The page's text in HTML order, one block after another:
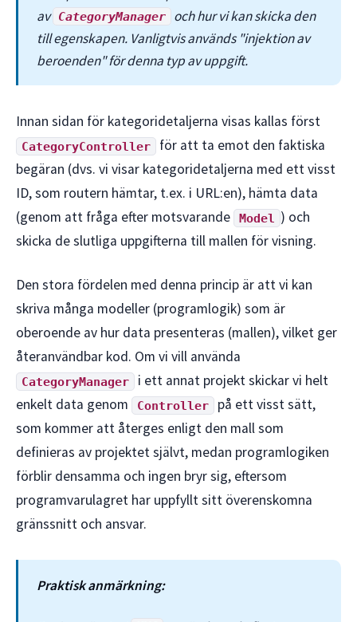
av CategoryManager
och hur vi kan skicka den
till egenskapen. Vanligtvis används "injektion av
beroenden" för denna typ av uppgift.
Innan sidan för kategoridetaljerna visas kallas först
CategoryController
för att ta emot den faktiska
begäran (dvs. vi visar kategoridetaljerna med ett visst
ID, som routern hämtar, t.ex. i URL:en), hämta data
(genom att fråga efter motsvarande
Model
) och
skicka de slutliga uppgifterna till mallen för visning.
Den stora fördelen med denna princip är att vi kan
skriva många modeller (programlogik) som är
oberoende av hur data presenteras (mallen), vilket ger
återanvändbar kod. Om vi vill använda
CategoryManager
i ett annat projekt skickar vi helt
enkelt data genom
Controller
på ett visst sätt,
som kommer att återges enligt den mall som
definieras av projektet självt, medan programlogiken
förblir densamma och ingen bryr sig, eftersom
programvarulagret har uppfyllt sitt överenskomna
gränssnitt och ansvar.
Praktisk anmärkning: